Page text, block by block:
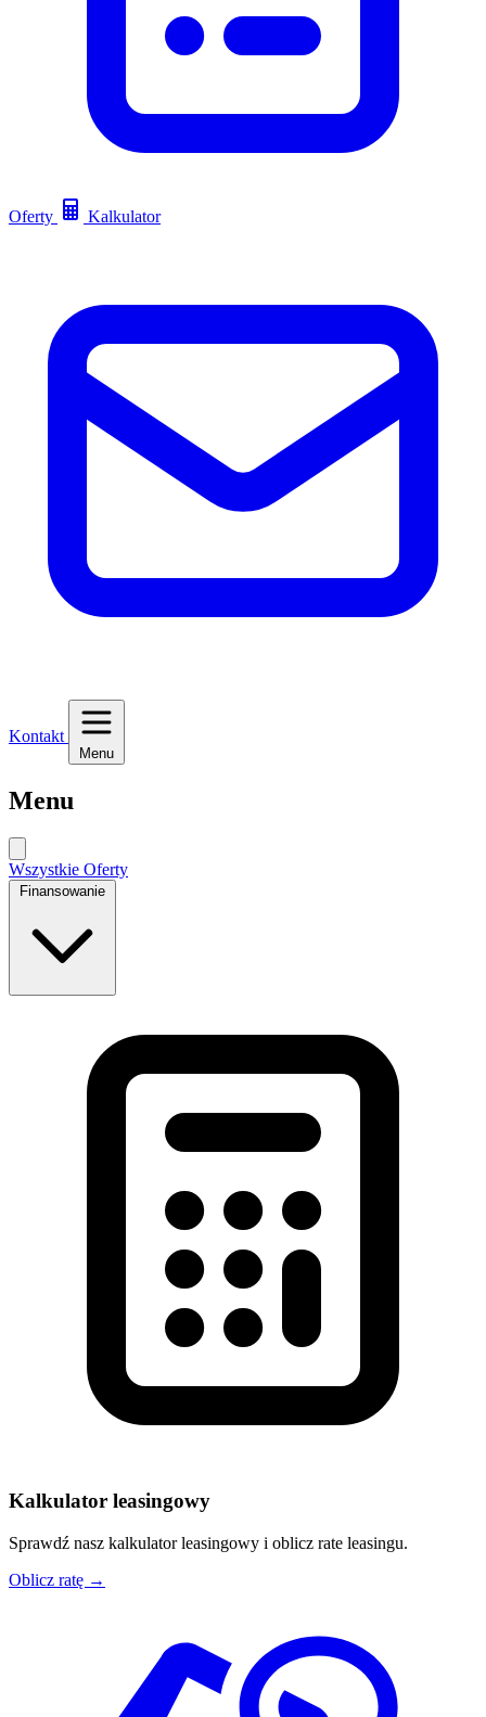
Oferty Kalkulator
Kontakt
Menu
Menu
Wszystkie Oferty
Finansowanie
Kalkulator leasingowy
Sprawdź nasz kalkulator leasingowy i oblicz rate leasingu.
Oblicz ratę →